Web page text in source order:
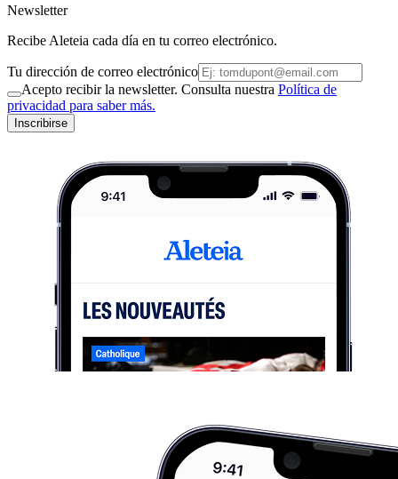
Newsletter
Recibe Aleteia cada día en tu correo electrónico.
Tu dirección de correo electrónico
Acepto recibir la newsletter. Consulta nuestra Política de
privacidad para saber más.
Inscribirse